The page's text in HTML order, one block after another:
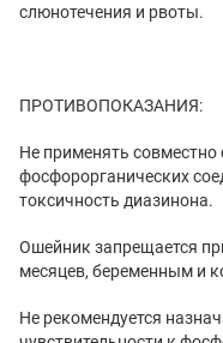
слюнотечения и рвоты.
ПРОТИВОПОКАЗАНИЯ:
Не применять совместно
фосфорорганических
токсичность диазинона.
Ошейник запрещается
месяцев, беременным и
Не рекомендуется